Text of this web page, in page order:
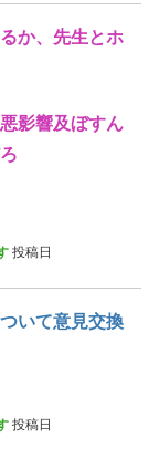
か、先生とホ
影響及ぼすん
投稿日
いて意見交換
投稿日